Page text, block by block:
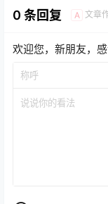
0 条回复 A 文章
欢迎您，新朋友，感